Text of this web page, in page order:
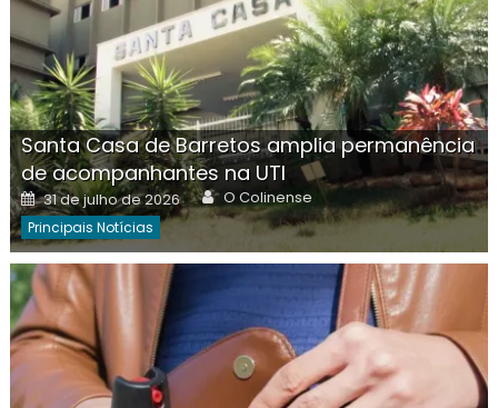
Santa Casa de Barretos amplia permanência
de acompanhantes na UTI
Posted
on
31 de julho de 2026 Author
O Colinense
Principais Notícias